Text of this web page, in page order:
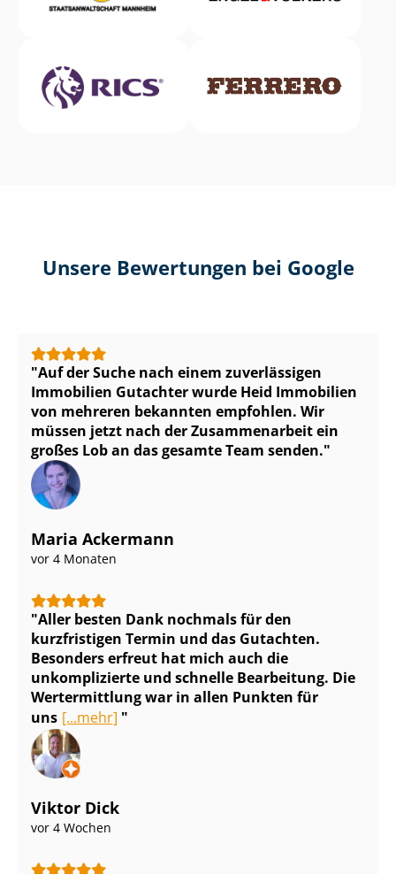
Unsere Bewertungen bei Google
Auf der Suche nach einem zuverlässigen
Immobilien Gutachter wurde Heid Immobilien
von mehreren bekannten empfohlen. Wir
müssen jetzt nach der Zusammenarbeit ein
großes Lob an das gesamte Team senden.
Maria Ackermann
vor 4 Monaten
Aller besten Dank nochmals für den
kurzfristigen Termin und das Gutachten.
Besonders erfreut hat mich auch die
unkomplizierte und schnelle Bearbeitung. Die
Wertermittlung war in allen Punkten für
uns [...mehr]
Viktor Dick
vor 4 Wochen